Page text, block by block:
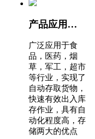
产品应用广泛适合多种行业
广泛应用于食
品，医药，烟
草，军工，超市
等行业，实现了
自动存取货物，
快速有效出入库
存作业，具有自
动化程度高，存
储两大的优点